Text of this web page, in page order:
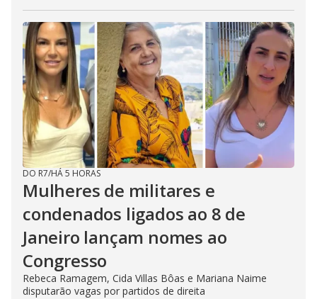
DO R7/HÁ 5 HORAS
Mulheres de militares e
condenados ligados ao 8 de
Janeiro lançam nomes ao
Congresso
Rebeca Ramagem, Cida Villas Bôas e Mariana Naime
disputarão vagas por partidos de direita